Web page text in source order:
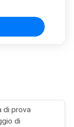
di prova
di